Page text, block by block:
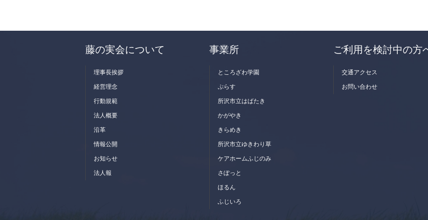
藤の実会について
理事長挨拶
経営理念
行動規範
法人概要
沿革
情報公開
お知らせ
法人報
事業所
ところざわ学園
ぷらす
所沢市立はばたき
かがやき
きらめき
所沢市立ゆきわり草
ケアホームふじのみ
さぽっと
ほるん
ふじいろ
ご利用を検討中の方
交通アクセス
お問い合わせ